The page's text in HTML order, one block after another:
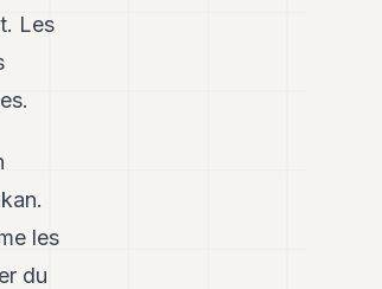
Les
les
du